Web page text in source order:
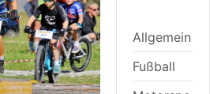
Allgemein
Fußball